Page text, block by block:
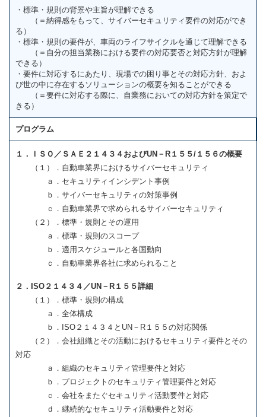
・標準・規則の背景や主旨が理解できる
（＝納得感をもって、サイバーセキュリティ要件の対応ができ
る）
・標準・規則の要件が、車両のライフサイクルを通じて理解できる
（＝自分の担当業務における要件の対応要否と対応方針が理解
できる）
・要件に対応するにあたり、現場での困り事とその対応方針、およ
び世の中に存在するソリューションの概要を知ることができる
（＝要件に対応する際に、自業務においての対応方針を策定で
きる）
プログラム
１．ＩＳＯ／ＳＡＥ２１４３４およびUN－R１５５/１５６の概要
（１）．自動車業界におけるサイバーセキュリティ
ａ．セキュリティインシデント事例
ｂ．サイバーセキュリティの対策事例
ｃ．自動車業界で求められるサイバーセキュリティ
（２）．標準・規則とその運用
ａ．標準・規則のスコープ
ｂ．適用スケジュールと各国動向
ｃ．自動車業界各社に求められること
２．ISO２１４３４／UN－R１５５詳細
（１）．標準・規則の構成
ａ．全体構成
ｂ．ISO２１４３４とUN－R１５５の対応関係
（２）．会社組織とその活動におけるセキュリティ要件とその
対応
ａ．組織のセキュリティ管理要件と対応
ｂ．プロジェクトのセキュリティ管理要件と対応
ｃ．会社をまたぐセキュリティ活動要件と対応
ｄ．継続的なセキュリティ活動要件と対応